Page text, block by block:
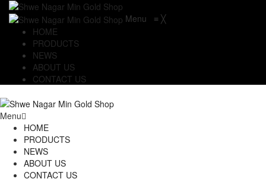
Menu ≡ ╳
HOME
PRODUCTS
NEWS
ABOUT US
CONTACT US
Menu
HOME
PRODUCTS
NEWS
ABOUT US
CONTACT US